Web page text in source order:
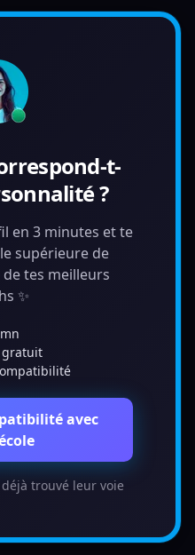
t-
?
en 3 minutes et te
supérieure de
tes meilleurs
✨
gratuit
avec
trouvé leur voie